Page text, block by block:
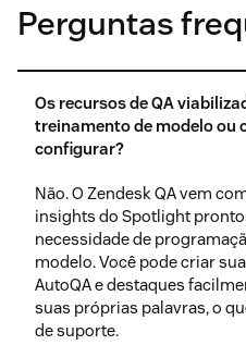
Perguntas
Os recursos de QA
treinamento de modelo ou
configurar?
Não. O Zendesk QA vem
insights do Spotlight
necessidade de
modelo. Você pode criar
AutoQA e destaques
suas próprias palavras, o
de suporte.